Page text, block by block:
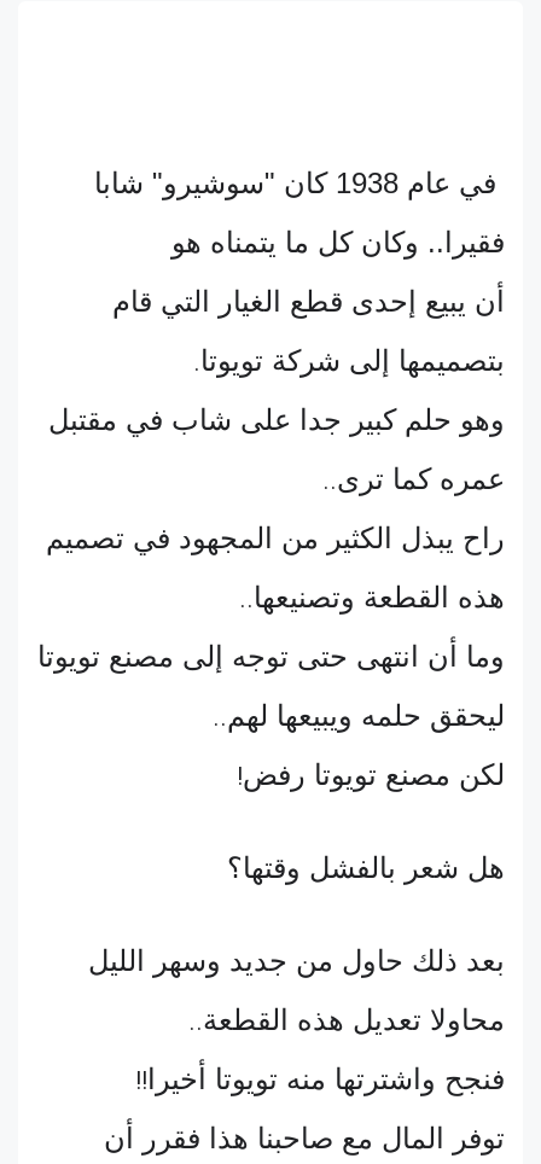
في عام 1938 كان "سوشيرو" شابا
فقيرا.. وكان كل ما يتمناه هو
أن يبيع إحدى قطع الغيار التي قام
بتصميمها إلى شركة تويوتا.
وهو حلم كبير جدا على شاب في مقتبل
عمره كما ترى..
راح يبذل الكثير من المجهود في تصميم
هذه القطعة وتصنيعها..
وما أن انتهى حتى توجه إلى مصنع تويوتا
ليحقق حلمه ويبيعها لهم..
لكن مصنع تويوتا رفض!
هل شعر بالفشل وقتها؟
بعد ذلك حاول من جديد وسهر الليل
محاولا تعديل هذه القطعة..
فنجح واشترتها منه تويوتا أخيرا !!
توفر المال مع صاحبنا هذا فقرر أن